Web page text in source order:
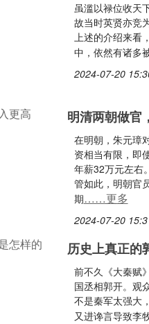
虽滥以禄位收天
故当时英贤亦竞
上述的介绍来看
中，依然有诸多
2024-07-20
明清两朝做官
在明朝，朱元璋
资相当有限，即
年薪32万元左右
管如此，明朝官
期……更多
2024-07-20
历史上真正的
前不久《大秦赋
国丞相郭开。观
不是秦军太强大
又进谗言导致李